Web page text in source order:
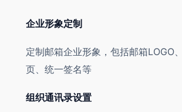
企业形象定制
定制邮箱企业形象，包括邮箱LOGO
页、统一签名等
组织通讯录设置